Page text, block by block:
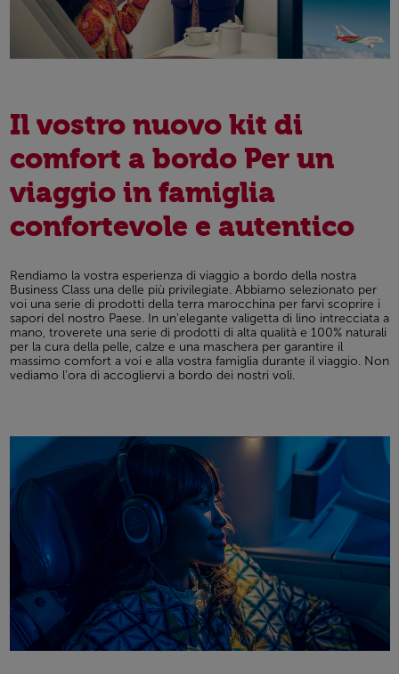
Il vostro nuovo kit di
comfort a bordo Per un
viaggio in famiglia
confortevole e autentico
Rendiamo la vostra esperienza di viaggio a bordo della nostra
Business Class una delle più privilegiate. Abbiamo selezionato per
voi una serie di prodotti della terra marocchina per farvi scoprire i
sapori del nostro Paese. In un'elegante valigetta di lino intrecciata a
mano, troverete una serie di prodotti di alta qualità e 100% naturali
per la cura della pelle, calze e una maschera per garantire il
massimo comfort a voi e alla vostra famiglia durante il viaggio. Non
vediamo l'ora di accogliervi a bordo dei nostri voli.